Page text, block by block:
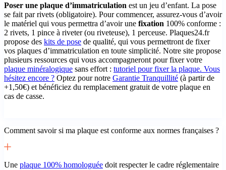
Poser une plaque d’immatriculation est un jeu d’enfant. La pose
se fait par rivets (obligatoire). Pour commencer, assurez-vous d’avoir
le matériel qui vous permettra d’avoir une fixation 100% conforme :
2 rivets, 1 pince à riveter (ou riveteuse), 1 perceuse. Plaques24.fr
propose des kits de pose de qualité, qui vous permettront de fixer
vos plaques d’immatriculation en toute simplicité. Notre site propose
plusieurs ressources qui vous accompagneront pour fixer votre
plaque minéralogique sans effort : tutoriel pour fixer la plaque. Vous
hésitez encore ? Optez pour notre Garantie Tranquillité (à partir de
+1,50€) et bénéficiez du remplacement gratuit de votre plaque en
cas de casse.
Comment savoir si ma plaque est conforme aux normes françaises ?
Une plaque 100% homologuée doit respecter le cadre réglementaire